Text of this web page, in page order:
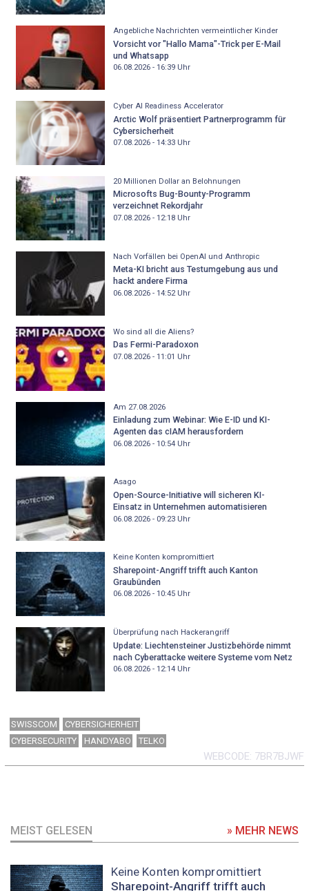
Angebliche Nachrichten vermeintlicher Kinder
Vorsicht vor "Hallo Mama"-Trick per E-Mail
und Whatsapp
06.08.2026 - 16:39Uhr
Cyber AI Readiness Accelerator
Arctic Wolf präsentiert Partnerprogramm für
Cybersicherheit
07.08.2026 - 14:33Uhr
20 Millionen Dollar an Belohnungen
Microsofts Bug-Bounty-Programm
verzeichnet Rekordjahr
07.08.2026 - 12:18Uhr
Nach Vorfällen bei OpenAI und Anthropic
Meta-KI bricht aus Testumgebung aus und
hackt andere Firma
06.08.2026 - 14:52Uhr
Wo sind all die Aliens?
Das Fermi-Paradoxon
07.08.2026 - 11:01 Uhr
Am 27.08.2026
Einladung zum Webinar: Wie E-ID und KI-
Agenten das cIAM herausfordern
06.08.2026 - 10:54Uhr
Asago
Open-Source-Initiative will sicheren KI-
Einsatz in Unternehmen automatisieren
06.08.2026 - 09:23Uhr
Keine Konten kompromittiert
Sharepoint-Angriff trifft auch Kanton
Graubünden
06.08.2026 - 10:45Uhr
Überprüfung nach Hackerangriff
Update: Liechtensteiner Justizbehörde nimmt
nach Cyberattacke weitere Systeme vom Netz
06.08.2026 - 12:14Uhr
SWISSCOM
CYBERSICHERHEIT
CYBERSECURITY
HANDYABO TELKO
WEBCODE 7BR7BJWF
MEIST GELESEN » MEHR NEWS
Keine Konten kompromittiert
Sharepoint-Angriff trifft auch